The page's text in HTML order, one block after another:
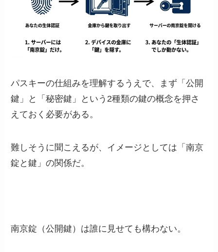
パスキーの仕組みを理解するうえで、まず「公開
鍵」と「秘密鍵」という2種類の鍵の概念を押さ
えておく必要がある。
難しそうに聞こえるが、イメージとしては「南京
錠と鍵」の関係だ。
南京錠（公開鍵）は誰に見せても構わない。